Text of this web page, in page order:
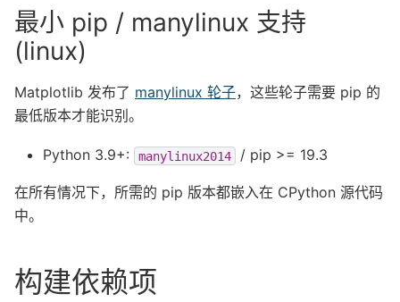
最小 pip / manylinux 支持
(linux)
Matplotlib 发布了 manylinux 轮子，这些轮子需要 pip 的
最低版本才能识别。
Python 3.9+: manylinux2014 / pip >= 19.3
在所有情况下，所需的 pip 版本都嵌入在 CPython 源代码
中。
构建依赖项